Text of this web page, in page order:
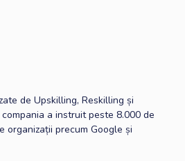
de Upskilling, Reskilling și
a instruit peste 8.000 de
organizații precum Google și